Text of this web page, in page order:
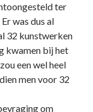
ter
was dus al
32 kunstwerken
kwamen bij het
een wel heel
men voor 32
om